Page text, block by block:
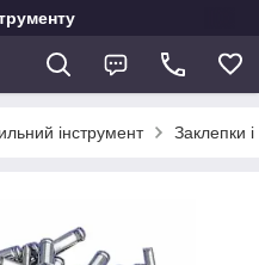
інструмент Заклепки і